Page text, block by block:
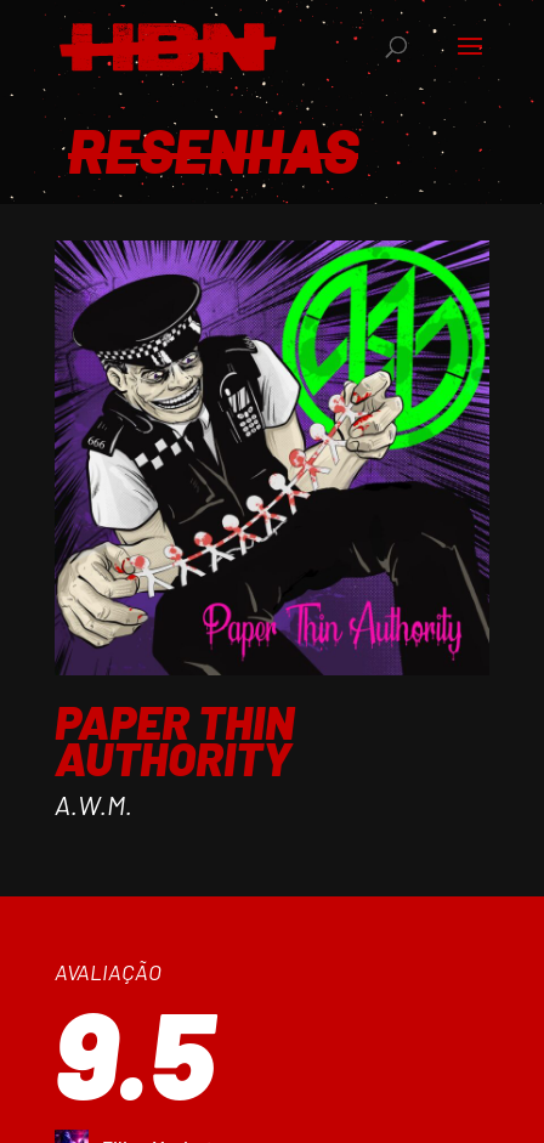
RESENHAS
PAPER THIN
AUTHORITY
A.W.M.
AVALIAÇÃO
9.5